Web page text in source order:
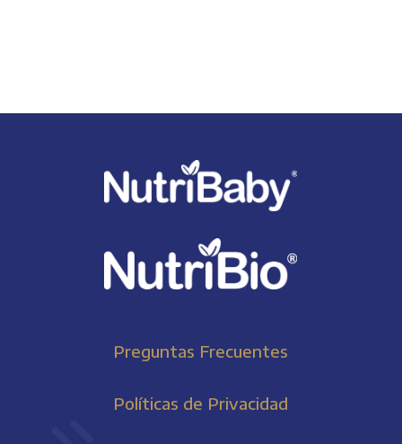
Preguntas Frecuentes
Políticas de Privacidad